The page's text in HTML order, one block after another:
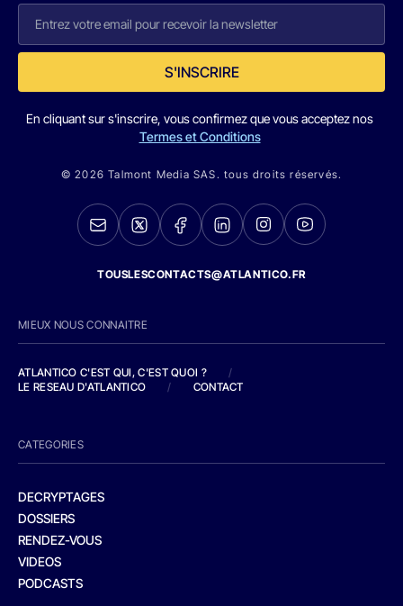
S'INSCRIRE
En cliquant sur s'inscrire, vous confirmez que vous acceptez nos
Termes et Conditions
© 2026 Talmont Media SAS. tous droits réservés.
TOUSLESCONTACTS@ATLANTICO.FR
MIEUX NOUS CONNAITRE
ATLANTICO C'EST QUI, C'EST QUOI ?
/
LE RESEAU D'ATLANTICO
/ CONTACT
CATEGORIES
DECRYPTAGES
DOSSIERS
RENDEZ-VOUS
VIDEOS
PODCASTS